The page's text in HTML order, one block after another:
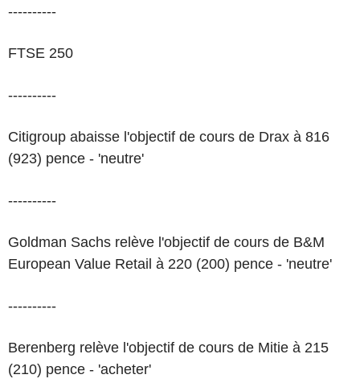
----------
FTSE 250
----------
Citigroup abaisse l'objectif de cours de Drax à 816
(923) pence - 'neutre'
----------
Goldman Sachs relève l'objectif de cours de B&M
European Value Retail à 220 (200) pence - 'neutre'
----------
Berenberg relève l'objectif de cours de Mitie à 215
(210) pence - 'acheter'